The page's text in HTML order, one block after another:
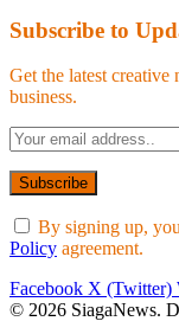
Subscribe to
Get the latest
business.
By signing up,
Policy agreement.
Facebook X (Twitter)
© 2026 SiagaNews.